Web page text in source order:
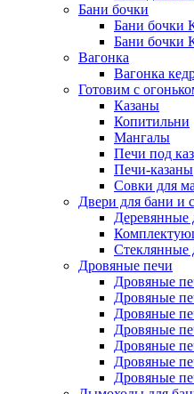
Бани бочки
Бани бочки
Бани бочки
Вагонка
Вагонка
Готовим с
Казаны
Копитильни
Мангалы
Печи под
Печи-казаны
Совки для
Двери для бани и
Деревянные
Стеклянные
Дровяные печи
Дровяные
Дровяные
Дровяные
Дровяные
Дровяные
Дровяные
Дровяные